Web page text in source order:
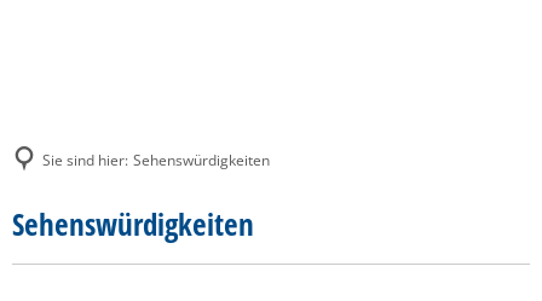
Sie sind hier: Sehenswürdigkeiten
Sehenswürdigkeiten